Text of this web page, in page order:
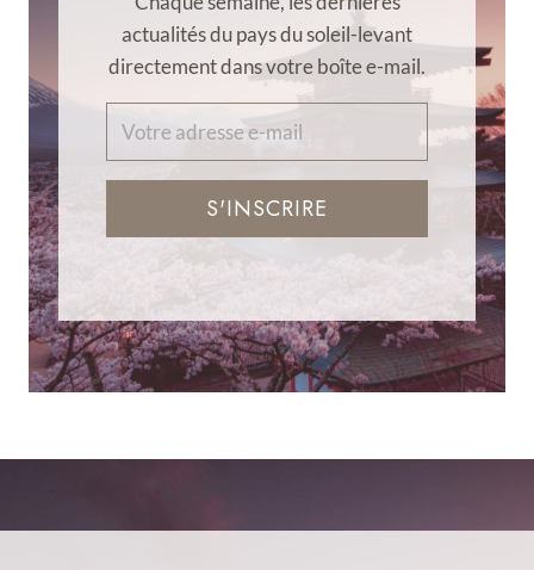
actualités du pays du soleil-levant
directement dans votre boîte e-mail.
S'INSCRIRE